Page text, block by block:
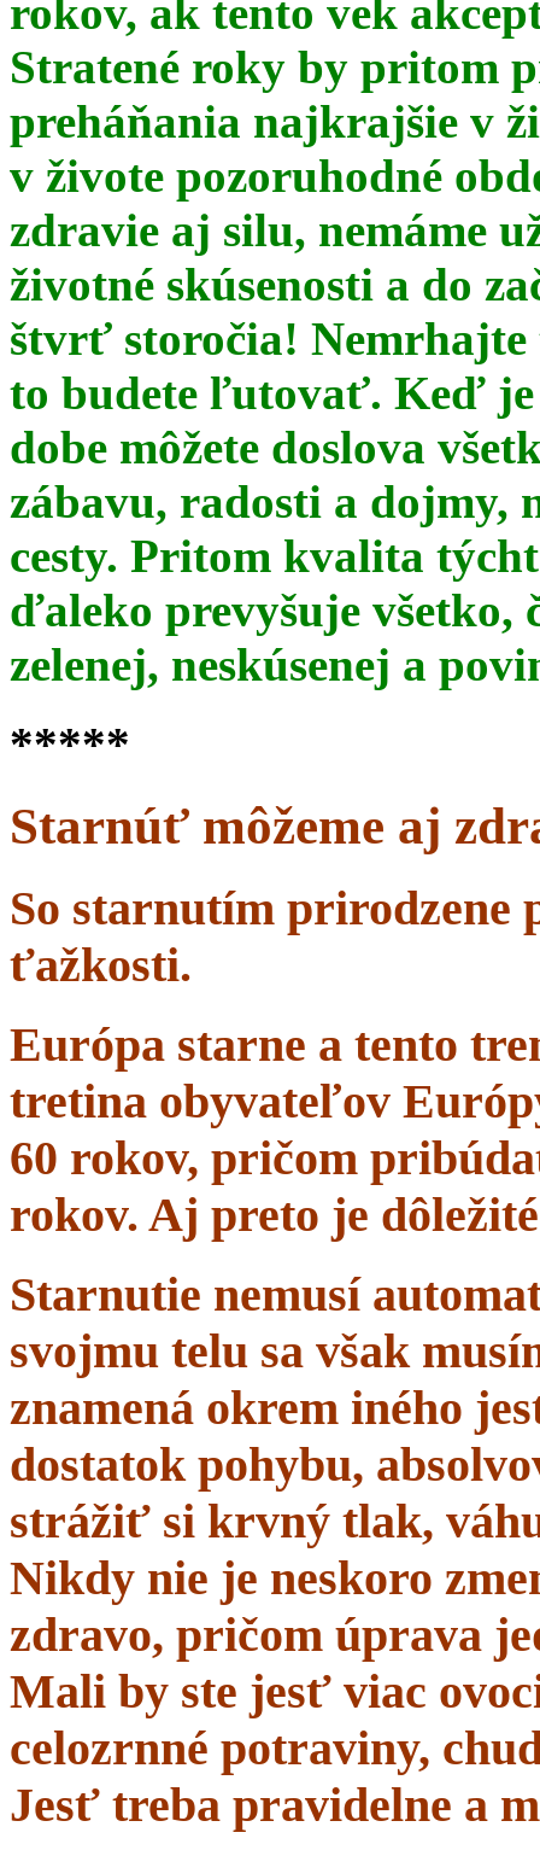
rokov, ak tento vek
Stratené roky by pritom
preháňania najkrajšie v
v živote pozoruhodné
zdravie aj silu, nemáme
životné skúsenosti a do
štvrť storočia!
to budete ľutovať. Keď je
dobe môžete doslova
zábavu, radosti a dojmy,
cesty. Pritom kvalita
ďaleko prevyšuje všetko,
zelenej, neskúsenej a
*****
Starnúť môžeme aj
So starnutím prirodzene
ťažkosti.
Európa starne a tento
tretina obyvateľov
60 rokov, pričom
rokov. Aj preto je
Starnutie nemusí
svojmu telu sa však
znamená okrem iného
dostatok pohybu,
strážiť si krvný tlak,
Nikdy nie je neskoro
zdravo, pričom úprava
Mali by ste jesť viac
celozrnné potraviny,
Jesť treba pravidelne a